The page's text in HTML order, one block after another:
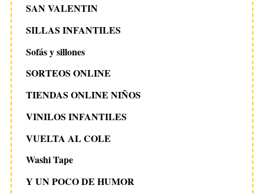
SAN VALENTIN
SILLAS INFANTILES
Sofás y sillones
SORTEOS ONLINE
TIENDAS ONLINE NIÑOS
VINILOS INFANTILES
VUELTA AL COLE
Washi Tape
Y UN POCO DE HUMOR